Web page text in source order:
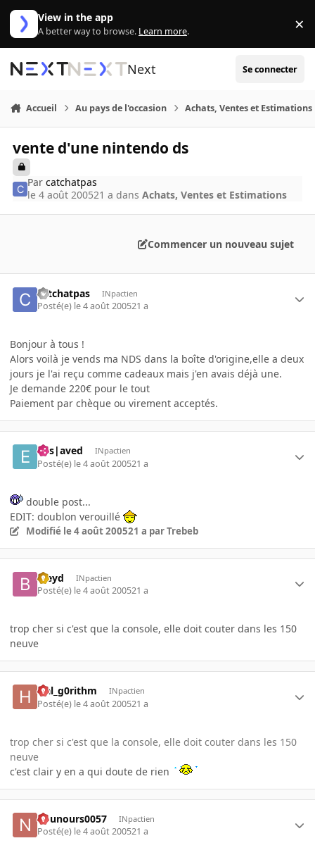
Aller au contenu
View in the app
A better way to browse. Learn more. ×
Next Se connecter
Accueil Au pays de l'occasion Achats, Ventes et Estimations
vente d'une nintendo ds
Parcatchatpas
le 4 août 200521 a dansAchats, Ventes et Estimations
Commencer un nouveau sujet
catchatpas INpactien
Posté(e) le 4 août 200521 a
Bonjour à tous !
Alors voilà je vends ma NDS dans la boîte d'origine,elle a deux
jours je l'ai reçu comme cadeaux mais j'en avais déjà une.
Je demande 220€ pour le tout
Paiement par chèque ou virement acceptés.
Ens|aved INpactien
Posté(e) le 4 août 200521 a
double post...
EDIT: doublon verouillé
Modifié le 4 août 200521 a par Trebeb
bleyd INpactien
Posté(e) le 4 août 200521 a
trop cher si c'est que la console, elle doit couter dans les 150
neuve
Hal_g0rithm INpactien
Posté(e) le 4 août 200521 a
trop cher si c'est que la console, elle doit couter dans les 150
neuve
c'est clair y en a qui doute de rien
nounours0057 INpactien
Posté(e) le 4 août 200521 a